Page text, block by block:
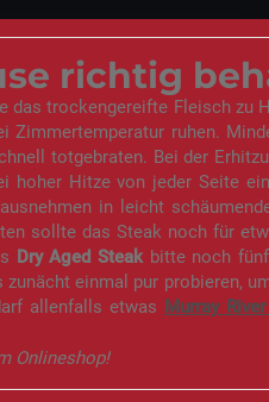
richtig
das trockengereifte Fleisch zu
Zimmertemperatur ruhen.
totgebraten. Bei der
hoher Hitze von jeder Seite
in leicht
sollte das Steak noch für
Dry Aged Steakbitte noch fünf
einmal pur probieren,
allenfalls etwas Murray
Onlineshop!